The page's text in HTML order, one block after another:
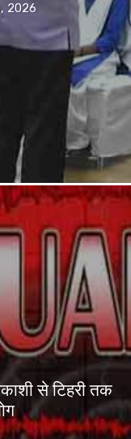
2026
से टिहरी तक